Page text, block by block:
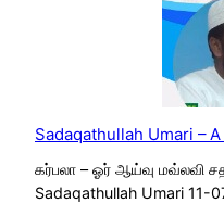
Sadaqathullah Umari –
கர்பலா – ஓர் ஆய்வு மவ்லவி
Sadaqathullah Umari 11-